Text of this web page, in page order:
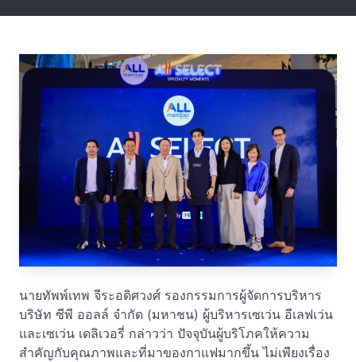
นายทัพพ์เทพ จีระอดิศวงศ์ รองกรรมการผู้จัดการบริหาร
บริษัท ซีพี ออลล์ จำกัด (มหาชน) ผู้บริหารเซเว่น อีเลฟเว่น
และเซเว่น เดลิเวอรี่ กล่าวว่า ปัจจุบันผู้บริโภคให้ความ
สำคัญกับคุณภาพและที่มาของกาแฟมากขึ้น ไม่เพียงเรื่อง